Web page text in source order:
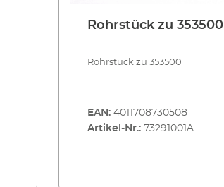
Rohrstück zu 353500
Rohrstück zu 353500
EAN: 4011708730508
Artikel-Nr.: 73291001A